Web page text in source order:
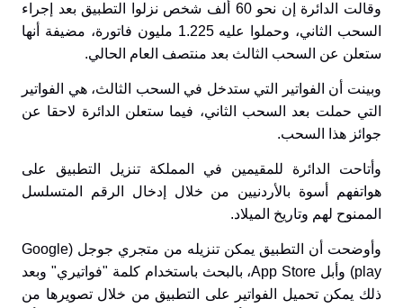
وقالت الدائرة إن نحو 60 ألف شخص نزلوا التطبيق بعد إجراء
السحب الثاني، وحملوا عليه 1.225 مليون فاتورة، مضيفة أنها
ستعلن عن السحب الثالث بعد منتصف العام الحالي.
وبينت أن الفواتير التي ستدخل في السحب الثالث، هي الفواتير
التي حملت بعد السحب الثاني، فيما ستعلن الدائرة لاحقا عن
جوائز هذا السحب.
وأتاحت الدائرة للمقيمين في المملكة تنزيل التطبيق على
هواتفهم أسوة بالأردنيين من خلال إدخال الرقم المتسلسل
الممنوح لهم وتاريخ الميلاد.
وأوضحت أن التطبيق يمكن تنزيله من متجري جوجل
(Google
play)
وأبل
، بالبحث باستخدام كلمة "فواتيري" وبعد
ذلك يمكن تحميل الفواتير على التطبيق من خلال تصويرها من